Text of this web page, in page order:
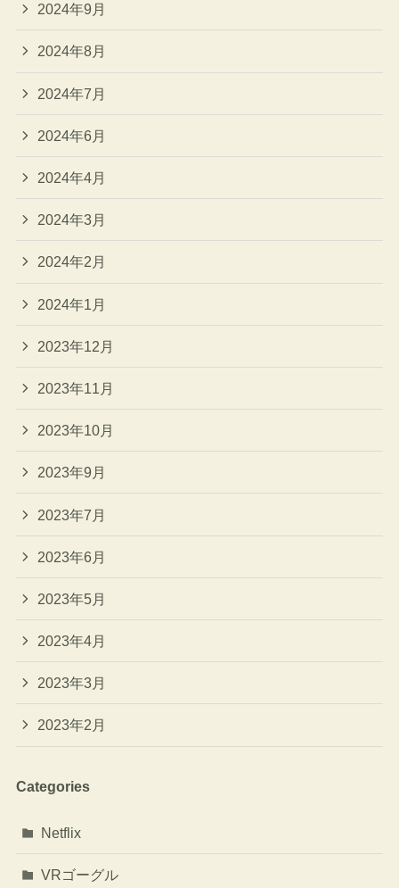
2024年9月
2024年8月
2024年7月
2024年6月
2024年4月
2024年3月
2024年2月
2024年1月
2023年12月
2023年11月
2023年10月
2023年9月
2023年7月
2023年6月
2023年5月
2023年4月
2023年3月
2023年2月
Categories
Netflix
VRゴーグル